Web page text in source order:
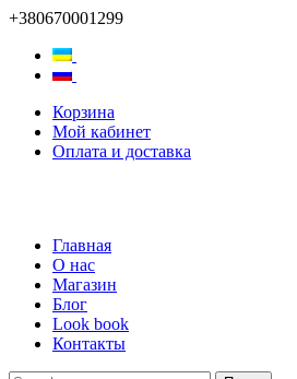
+380670001299
Корзина
Мой кабинет
Оплата и доставка
Главная
О нас
Магазин
Блог
Look book
Контакты